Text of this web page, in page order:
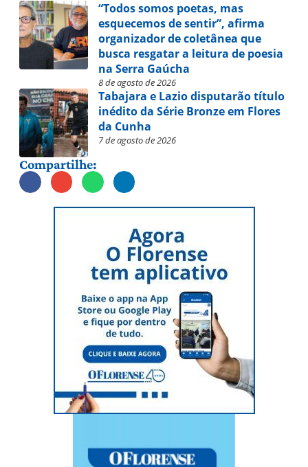
“Todos somos poetas, mas
esquecemos de sentir”, afirma
organizador de coletânea que
busca resgatar a leitura de poesia
na Serra Gaúcha
8 de agosto de 2026
Tabajara e Lazio disputarão título
inédito da Série Bronze em Flores
da Cunha
7 de agosto de 2026
Compartilhe: